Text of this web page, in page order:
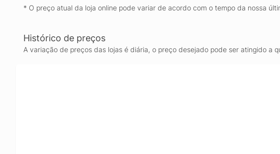
* O preço atual da loja online pode variar de acordo com o tempo da nossa
Histórico de preços
A variação de preços das lojas é diária, o preço desejado pode ser atingido a